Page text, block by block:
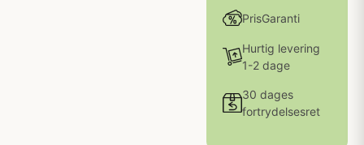
PrisGaranti
Hurtig levering
1-2 dage
30 dages
fortrydelsesret